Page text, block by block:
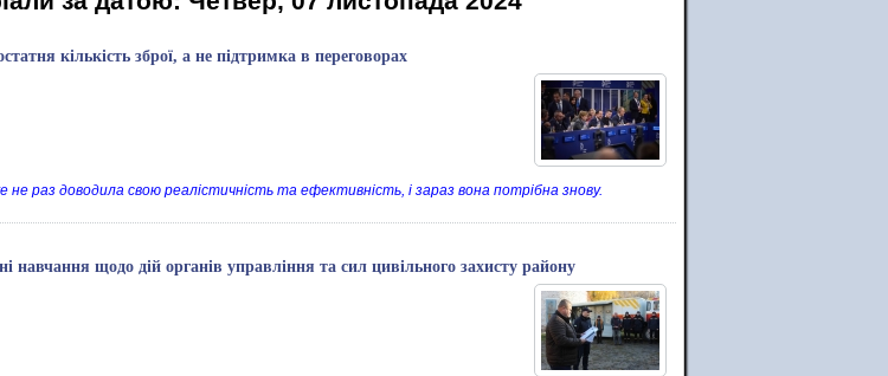
кількість зброї, а не підтримка в переговорах
не раз доводила свою реалістичність та ефективність, і зараз вона потрібна знову.
навчання щодо дій органів управління та сил цивільного захисту району